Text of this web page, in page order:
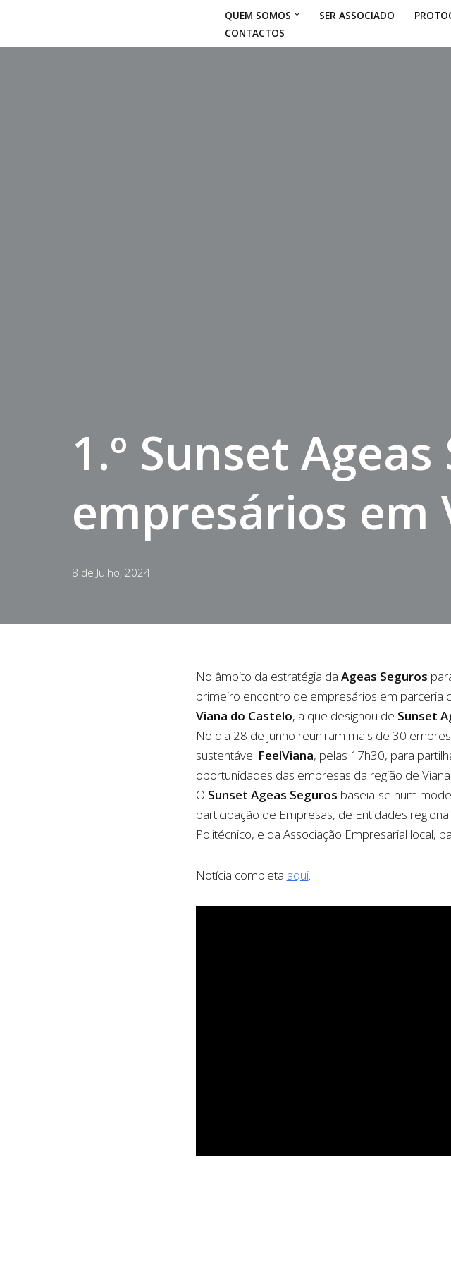
QUEM SOMOS SER ASSOCIADO
CONTACTOS
1.º Sunset
empresários em
8 de Julho, 2024
No âmbito da estratégia da Ageas Seguros
primeiro encontro de empresários em parceria
Viana do Castelo, a que designou de Sunset
No dia 28 de junho reuniram mais de 30
sustentável FeelViana, pelas 17h30, para
oportunidades das empresas da região de
O Sunset Ageas Seguros baseia-se num
participação de Empresas, de Entidades
Politécnico, e da Associação Empresarial local,
Notícia completa aqui.